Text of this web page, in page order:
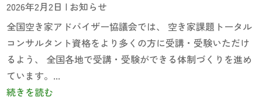
2026年2月2日 | お知らせ
全国空き家アドバイザー協議会では、 空き家課題トータル
コンサルタント資格をより多くの方に受講・受験いただけ
るよう、 全国各地で受講・受験ができる体制づくりを進め
ています。...
続きを読む